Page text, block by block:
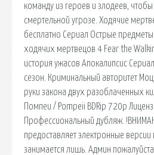
команду из героев и злодеев, чтобы
смертельной угрозе. Ходячие
бесплатно Сериал Острые
ходячих мертвецов 4 Fear the
история ужасов Апокалипсис
сезон. Криминальный авторитет
руки закона двух разоблаченных
Помпеи / Pompeii BDRip 720p
Профессиональный дубляж.
предоставляет электронные
занимается лишь. Админ